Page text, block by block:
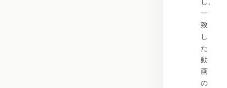
一
致
し
た
動
画
の